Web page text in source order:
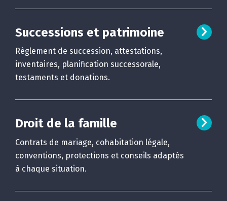
Successions et patrimoine
Règlement de succession, attestations,
inventaires, planification successorale,
testaments et donations.
Droit de la famille
Contrats de mariage, cohabitation légale,
conventions, protections et conseils adaptés
à chaque situation.